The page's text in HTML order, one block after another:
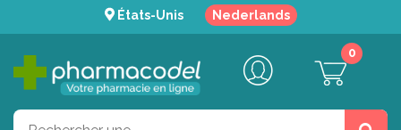
États-Unis Nederlands
0